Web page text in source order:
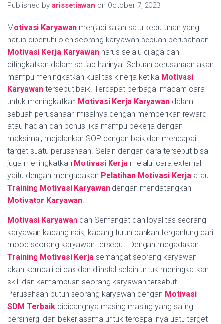
Published by arissetiawan on October 7, 2023
Motivasi Karyawan menjadi salah satu kebutuhan yang
harus dipenuhi oleh seorang karyawan sebuah perusahaan.
Motivasi Kerja Karyawan harus selalu dijaga dan
ditingkatkan dalam setiap harinya. Sebuah perusahaan akan
mampu meningkatkan kualitas kinerja ketika Motivasi
Karyawan tersebut baik. Terdapat berbagai macam cara
untuk meningkatkan Motivasi Kerja Karyawan dalam
sebuah perusahaan misalnya dengan memberikan reward
atau hadiah dan bonus jika mampu bekerja dengan
maksimal, mejalankan SOP dengan baik dan mencapai
target suatu perusahaan. Selain dengan cara tersebut bisa
juga meningkatkan Motivasi Kerja melalui cara external
yaitu dengan mengadakan Pelatihan Motivasi Kerja atau
Training Motivasi Karyawan dengan mendatangkan
Motivator Karyawan.
Motivasi Karyawan dan Semangat dan loyalitas seorang
karyawan kadang naik, kadang turun bahkan tergantung dari
mood seorang karyawan tersebut. Dengan megadakan
Training Motivasi Kerja semangat seorang karyawan
akan kembali di cas dan diinstal selain untuk meningkatkan
skill dan kemampuan seorang karyawan tersebut.
Perusahaan butuh seorang karyawan dengan Motivasi
SDM Terbaik dibidangnya masing masing yang saling
bersinergi dan bekerjasama untuk tercapai nya uatu target